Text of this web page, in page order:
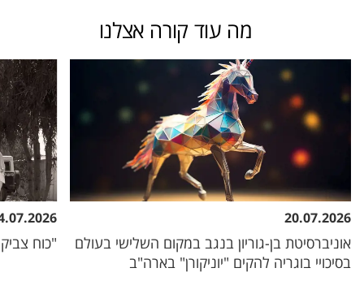
מה עוד קורה אצלנו
20.07.2026
אוניברסיטת בן-גוריון בנגב במקום השלישי בעולם
בסיכויי בוגריה להקים "יוניקורן" בארה"ב
"כוח